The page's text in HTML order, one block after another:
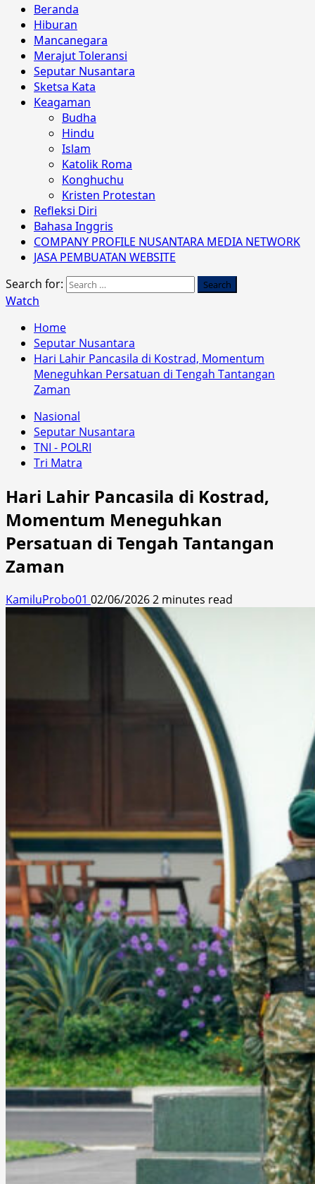
Beranda
Hiburan
Mancanegara
Merajut Toleransi
Seputar Nusantara
Sketsa Kata
Keagaman
Budha
Hindu
Islam
Katolik Roma
Konghuchu
Kristen Protestan
Refleksi Diri
Bahasa Inggris
COMPANY PROFILE NUSANTARA MEDIA NETWORK
JASA PEMBUATAN WEBSITE
Search for:
Watch
Home
Seputar Nusantara
Hari Lahir Pancasila di Kostrad, Momentum
Meneguhkan Persatuan di Tengah Tantangan
Zaman
Nasional
Seputar Nusantara
TNI - POLRI
Tri Matra
Hari Lahir Pancasila di Kostrad,
Momentum Meneguhkan
Persatuan di Tengah Tantangan
Zaman
KamiluProbo01 02/06/20262 minutes read